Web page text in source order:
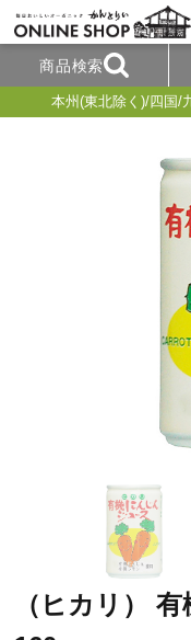
商品検索
本州(東北除く)/四国/
（ヒカリ）